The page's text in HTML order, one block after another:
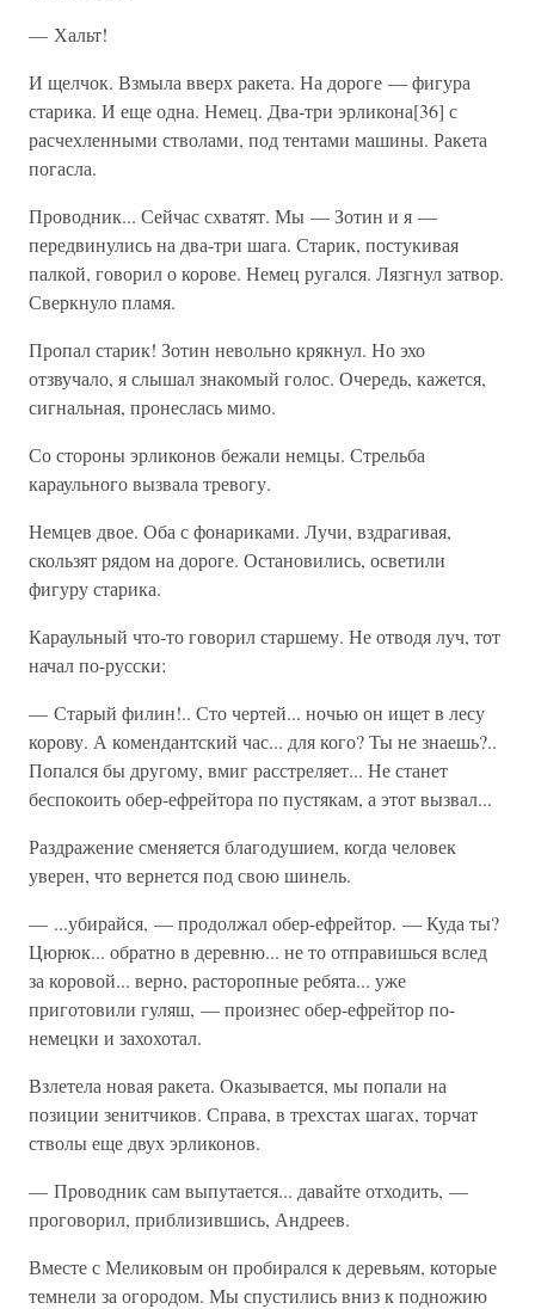
— Хальт!
И щелчок. Взмыла вверх ракета. На дороге — фигура
старика. И еще одна. Немец. Два-три эрликона[36] с
расчехленными стволами, под тентами машины. Ракета
погасла.
Проводник... Сейчас схватят. Мы — Зотин и я —
передвинулись на два-три шага. Старик, постукивая
палкой, говорил о корове. Немец ругался. Лязгнул затвор.
Сверкнуло пламя.
Пропал старик! Зотин невольно крякнул. Но эхо
отзвучало, я слышал знакомый голос. Очередь, кажется,
сигнальная, пронеслась мимо.
Со стороны эрликонов бежали немцы. Стрельба
караульного вызвала тревогу.
Немцев двое. Оба с фонариками. Лучи, вздрагивая,
скользят рядом на дороге. Остановились, осветили
фигуру старика.
Караульный что-то говорил старшему. Не отводя луч, тот
начал по-русски:
— Старый филин!.. Сто чертей... ночью он ищет в лесу
корову. А комендантский час... для кого? Ты не знаешь?..
Попался бы другому, вмиг расстреляет... Не станет
беспокоить обер-ефрейтора по пустякам, а этот вызвал...
Раздражение сменяется благодушием, когда человек
уверен, что вернется под свою шинель.
— ...убирайся, — продолжал обер-ефрейтор. — Куда ты?
Цюрюк... обратно в деревню... не то отправишься вслед
за коровой... верно, расторопные ребята... уже
приготовили гуляш, — произнес обер-ефрейтор по-
немецки и захохотал.
Взлетела новая ракета. Оказывается, мы попали на
позиции зенитчиков. Справа, в трехстах шагах, торчат
стволы еще двух эрликонов.
— Проводник сам выпутается... давайте отходить, —
проговорил, приблизившись, Андреев.
Вместе с Меликовым он пробирался к деревьям, которые
темнели за огородом. Мы спустились вниз к подножию